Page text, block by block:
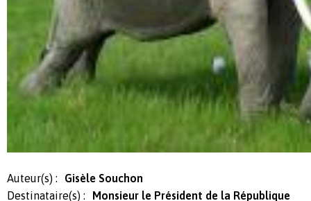
Auteur(s) :
Gisèle Souchon
Destinataire(s) :
Monsieur le Président de la République